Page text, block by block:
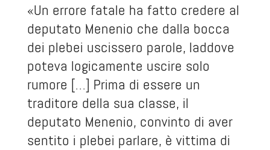
«Un errore fatale ha fatto credere al
deputato Menenio che dalla bocca
dei plebei uscissero parole, laddove
poteva logicamente uscire solo
rumore […] Prima di essere un
traditore della sua classe, il
deputato Menenio, convinto di aver
sentito i plebei parlare, è vittima di